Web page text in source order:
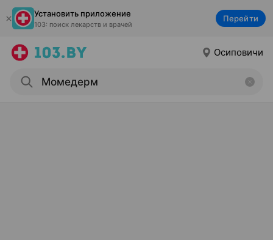
Установить приложение
103: поиск лекарств и врачей
Перейти
Осиповичи